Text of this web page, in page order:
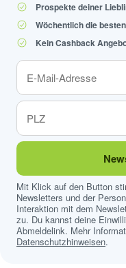
Prospekte deiner
Wöchentlich die
Kein Cashback
Mit Klick auf den Button
Newsletters und der
Interaktion mit dem
zu. Du kannst deine
Abmeldelink. Mehr
Datenschutzhinweisen.